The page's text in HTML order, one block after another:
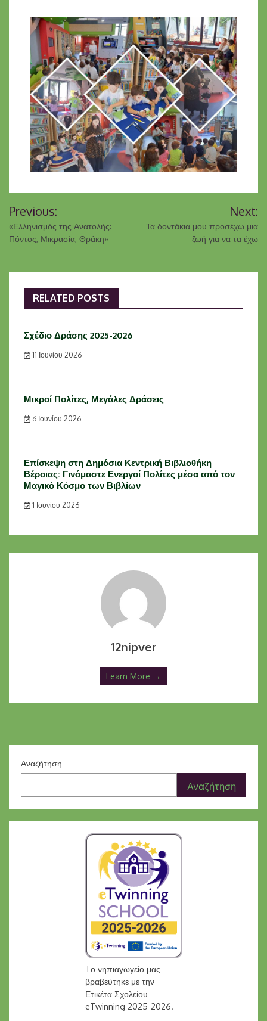
Previous:
«Ελληνισμός της Ανατολής:
Πόντος, Μικρασία, Θράκη»
Next:
Τα δοντάκια μου προσέχω μια
ζωή για να τα έχω
RELATED POSTS
Σχέδιο Δράσης 2025-2026
11 Ιουνίου 2026
Μικροί Πολίτες, Μεγάλες Δράσεις
6 Ιουνίου 2026
Επίσκεψη στη Δημόσια Κεντρική Βιβλιοθήκη
Βέροιας: Γινόμαστε Ενεργοί Πολίτες μέσα από τον
Μαγικό Κόσμο των Βιβλίων
1 Ιουνίου 2026
12nipver
Learn More →
Αναζήτηση
Αναζήτηση
Tο νηπιαγωγείο μας
βραβεύτηκε με την
Ετικέτα Σχολείου
eTwinning 2025-2026.